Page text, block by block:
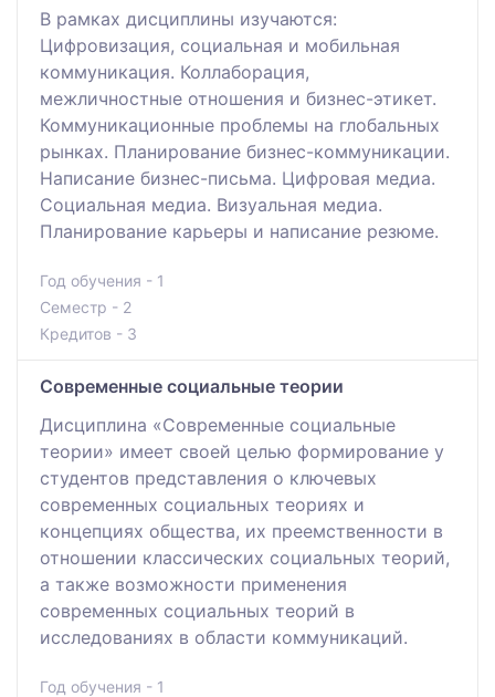
В рамках дисциплины изучаются:
Цифровизация, социальная и мобильная
коммуникация. Коллаборация,
межличностные отношения и бизнес-этикет.
Коммуникационные проблемы на глобальных
рынках. Планирование бизнес-коммуникации.
Написание бизнес-письма. Цифровая медиа.
Социальная медиа. Визуальная медиа.
Планирование карьеры и написание резюме.
Год обучения - 1
Семестр - 2
Кредитов - 3
Современные социальные теории
Дисциплина «Современные социальные
теории» имеет своей целью формирование у
студентов представления о ключевых
современных социальных теориях и
концепциях общества, их преемственности в
отношении классических социальных теорий,
а также возможности применения
современных социальных теорий в
исследованиях в области коммуникаций.
Год обучения - 1